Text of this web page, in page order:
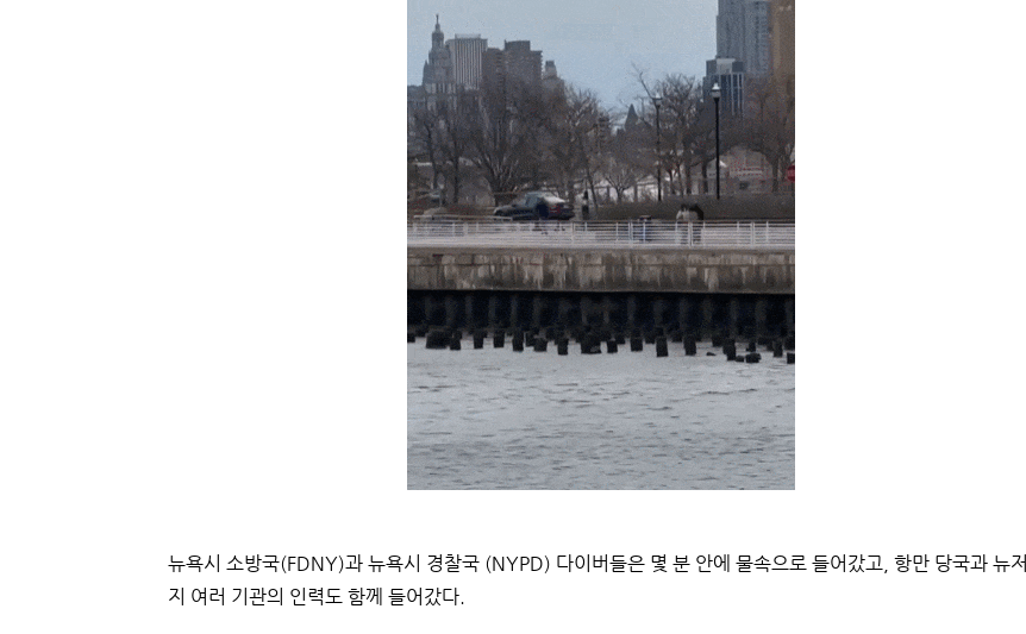
뉴욕시 소방국(FDNY)과 뉴욕시 경찰국 (NYPD) 다이버들은 몇 분 안에 물속으로 들어갔고, 항만 당국과 뉴저
지 여러 기관의 인력도 함께 들어갔다.